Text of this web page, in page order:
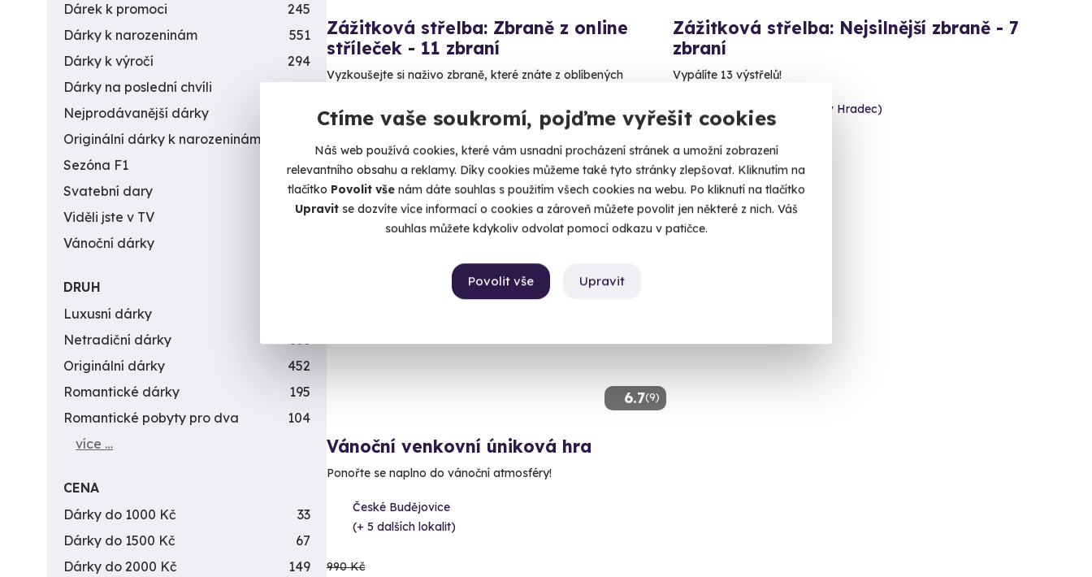
Ctíme vaše soukromí, pojďme vyřešit cookies
Náš web používá cookies, které vám usnadní procházení stránek a umožní zobrazení
relevantního obsahu a reklamy. Díky cookies můžeme také tyto stránky zlepšovat. Kliknutím na
tlačítko Povolit vše nám dáte souhlas s použitím všech cookies na webu. Po kliknutí na tlačítko
Upravitse dozvíte více informací o cookies a zároveň můžete povolit jen některé z nich. Váš
souhlas můžete kdykoliv odvolat pomocí odkazu v patičce.
Upravit
Povolit vše
Zážitková střelba: Zbraně z online
stříleček - 11 zbraní
Vyzkoušejte si naživo zbraně, které znáte z oblíbených
Dačice (okres Jindřichův Hradec)
2 999 Kč
Zážitková střelba: Nejsilnější zbraně - 7
zbraní
Vypálíte 13 výstřelů!
Dačice (okres Jindřichův Hradec)
(+ 28 dalších lokalit)
3 599 Kč
6.7(9)
Volný termín už 07. 08. 2026
Vánoční venkovní úniková hra
Ponořte se naplno do vánoční atmosféry!
České Budějovice
(+ 5 dalších lokalit)
990 Kč
Dárek k promoci
245
Dárky k narozeninám
551
Dárky k výročí
294
Dárky na poslední chvíli
450
Nejprodávanější dárky
Originální dárky k narozeninám
Sezóna F1
4
Svatební dary
196
Viděli jste v TV
31
Vánoční dárky
DRUH
Luxusní dárky
Netradiční dárky
353
Originální dárky
452
Romantické dárky
195
Romantické pobyty pro dva
104
více …
CENA
Dárky do 1000 Kč
33
Dárky do 1500 Kč
67
Dárky do 2000 Kč
149